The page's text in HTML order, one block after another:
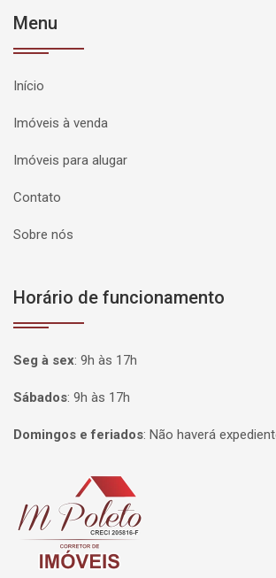
Menu
Início
Imóveis à venda
Imóveis para alugar
Contato
Sobre nós
Horário de funcionamento
Seg à sex: 9h às 17h
Sábados: 9h às 17h
Domingos e feriados: Não haverá
Página inicial